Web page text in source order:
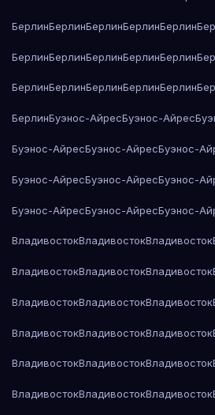
БерлинБерлинБерлинБерлинБерлин
БерлинБерлинБерлинБерлинБерлин
БерлинБерлинБерлинБерлинБерлин
БерлинБуэнос-АйресБуэнос-Айрес
Буэнос-АйресБуэнос-АйресБуэнос-
Буэнос-АйресБуэнос-АйресБуэнос-
Буэнос-АйресБуэнос-АйресБуэнос-
ВладивостокВладивостокВладивосток
ВладивостокВладивостокВладивосток
ВладивостокВладивостокВладивосток
ВладивостокВладивостокВладивосток
ВладивостокВладивостокВладивосток
ВладивостокВладивостокВладивосток